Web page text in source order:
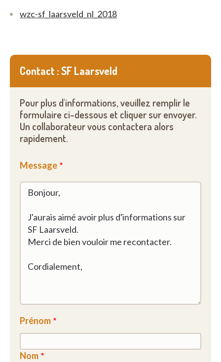
wzc-sf_laarsveld_nl_2018
Contact : SF Laarsveld
Pour plus d'informations, veuillez remplir le
formulaire ci-dessous et cliquer sur envoyer.
Un collaborateur vous contactera alors
rapidement.
Message
Prénom
Nom